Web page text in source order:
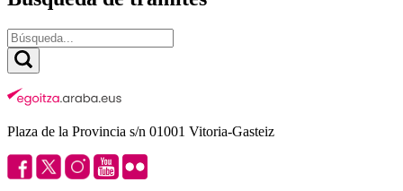
Plaza de la Provincia s/n 01001 Vitoria-Gasteiz